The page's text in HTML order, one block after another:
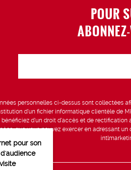
POUR
personnelles ci-dessus sont collectées
d’un fichier informatique clientèle de
bénéficiez d’un droit d’accès et de
que vous pouvez exercer en adressant un
pour son